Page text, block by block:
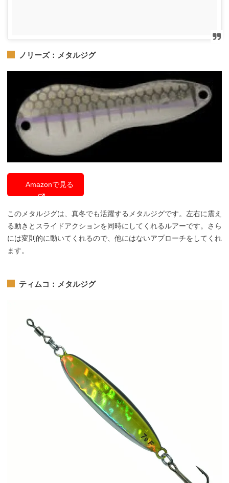
ノリーズ：メタルジグ
Amazonで見る
このメタルジグは、真冬でも活躍するメタルジグです。左右に震え
る動きとスライドアクションを同時にしてくれるルアーです。さら
には変則的に動いてくれるので、他にはないアプローチをしてくれ
ます。
ティムコ：メタルジグ